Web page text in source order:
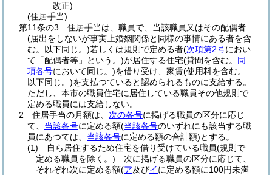
改正)
(住居手当)
第11条の3
住居手当は、職員で、当該職員又はその配偶者
(届出をしないが事実上婚姻関係と同様の事情にある者を含
む。以下同じ。)若しくは規則で定める者(次項第2号におい
て「配偶者等」という。)が居住する住宅(貸間を含む。 同
項各号において同じ。)を借り受け、家賃(使用料を含む。
以下同じ。)を支払つていると認められるものに支給する。
ただし、本市の職員住宅に居住している職員その他規則で
定める職員には支給しない。
2
住居手当の月額は、 次の各号に掲げる職員の区分に応じ
て、 当該各号に定める額(当該各号のいずれにも該当する職
員にあつては、 当該各号に定める額の合計額)とする。
(1)
自ら居住するため住宅を借り受けている職員(規則で
定める職員を除く。) 次に掲げる職員の区分に応じて、
それぞれ次に定める額(ア及びイに定める額に100円未満